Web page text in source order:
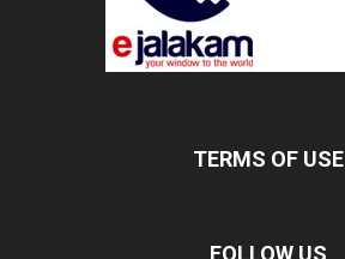
TERMS OF USE
FOLLOW US